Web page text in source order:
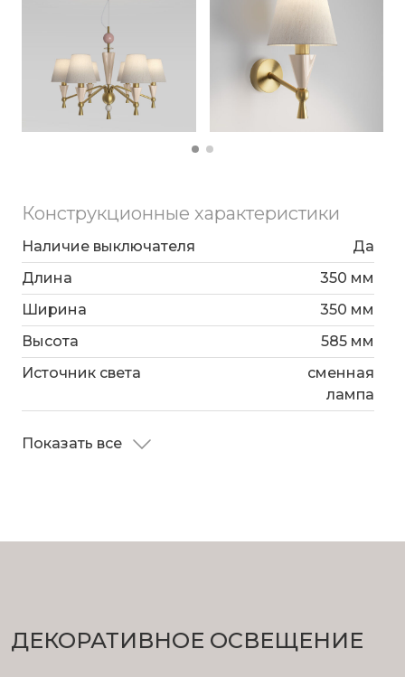
Конструкционные характеристики
Наличие выключателя
Да
Длина
350 мм
Ширина
350 мм
Высота
585 мм
Источник света
сменная
лампа
Показать все
ДЕКОРАТИВНОЕ ОСВЕЩЕНИЕ